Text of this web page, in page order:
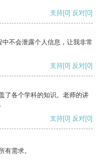
支持[0] 反对[0]
不会泄露个人信息，让我非常
支持[0] 反对[0]
了各个学科的知识。老师的讲
支持[0] 反对[0]
有需求。